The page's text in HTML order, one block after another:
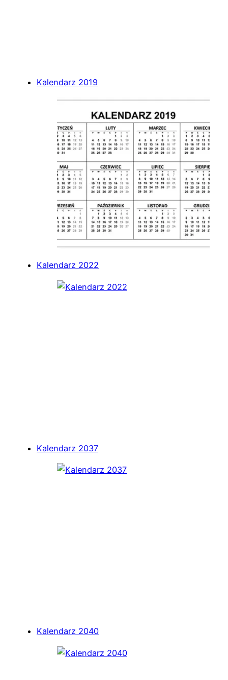
Kalendarz 2019
Kalendarz 2022
Kalendarz 2037
Kalendarz 2040